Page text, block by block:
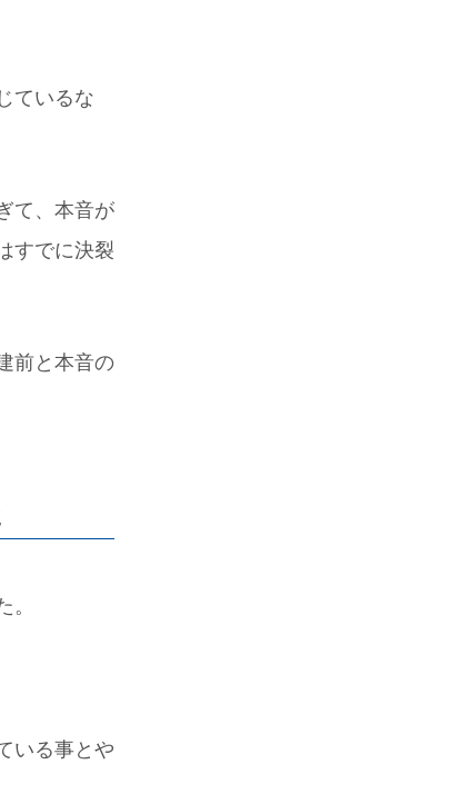
ているな
て、本音が
すでに決裂
前と本音の
いる事とや